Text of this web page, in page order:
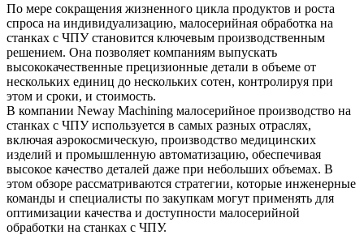
По мере сокращения жизненного цикла продуктов и роста
спроса на индивидуализацию, малосерийная обработка на
станках с ЧПУ становится ключевым производственным
решением. Она позволяет компаниям выпускать
высококачественные прецизионные детали в объеме от
нескольких единиц до нескольких сотен, контролируя при
этом и сроки, и стоимость.
В компании Neway Machining малосерийное производство на
станках с ЧПУ используется в самых разных отраслях,
включая аэрокосмическую, производство медицинских
изделий и промышленную автоматизацию, обеспечивая
высокое качество деталей даже при небольших объемах. В
этом обзоре рассматриваются стратегии, которые инженерные
команды и специалисты по закупкам могут применять для
оптимизации качества и доступности малосерийной
обработки на станках с ЧПУ.